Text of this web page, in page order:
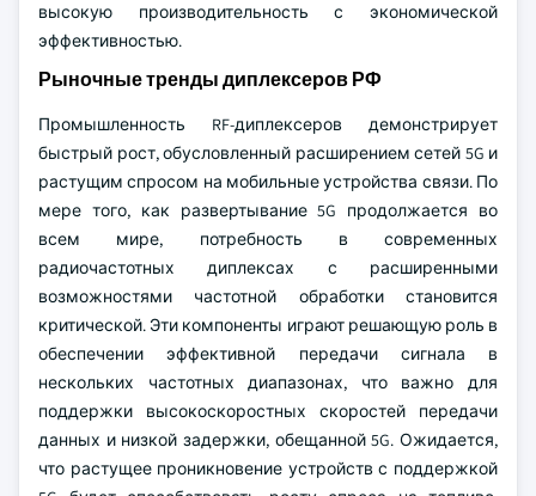
высокую производительность с экономической
эффективностью.
Рыночные тренды диплексеров РФ
Промышленность RF-диплексеров демонстрирует
быстрый рост, обусловленный расширением сетей 5G и
растущим спросом на мобильные устройства связи. По
мере того, как развертывание 5G продолжается во
всем мире, потребность в современных
радиочастотных диплексах с расширенными
возможностями частотной обработки становится
критической. Эти компоненты играют решающую роль в
обеспечении эффективной передачи сигнала в
нескольких частотных диапазонах, что важно для
поддержки высокоскоростных скоростей передачи
данных и низкой задержки, обещанной 5G. Ожидается,
что растущее проникновение устройств с поддержкой